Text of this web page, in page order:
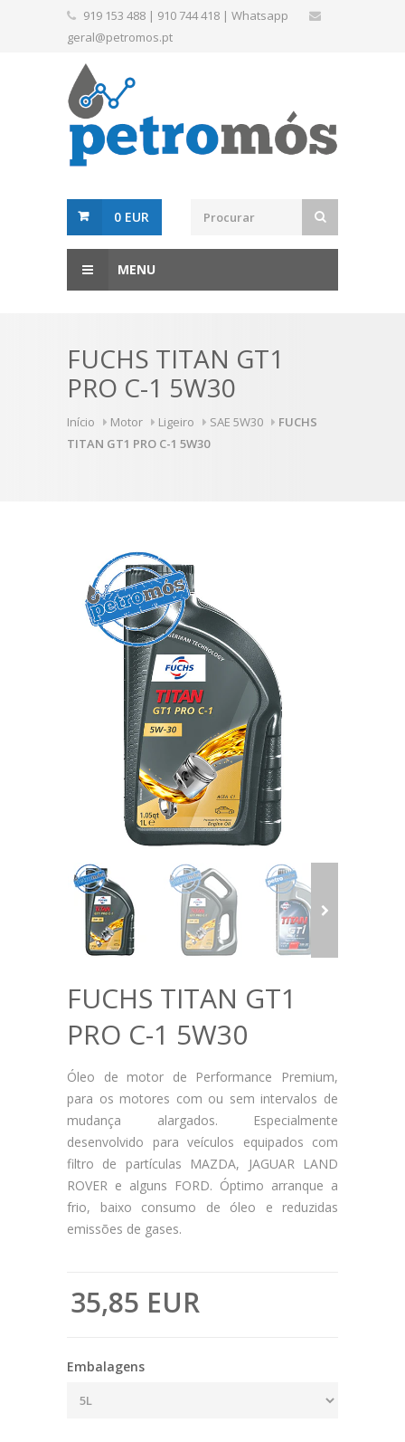
919 153 488 | 910 744 418 | Whatsapp
geral@petromos.pt
0 EUR
MENU
FUCHS TITAN GT1
PRO C-1 5W30
Início Motor Ligeiro SAE 5W30
FUCHS
TITAN GT1 PRO C-1 5W30
FUCHS TITAN GT1
PRO C-1 5W30
Óleo de motor de Performance Premium,
para os motores com ou sem intervalos de
mudança alargados. Especialmente
desenvolvido para veículos equipados com
filtro de partículas MAZDA, JAGUAR LAND
ROVER e alguns FORD. Óptimo arranque a
frio, baixo consumo de óleo e reduzidas
emissões de gases.
35,85 EUR
Embalagens